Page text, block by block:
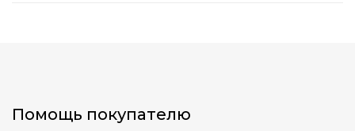
Помощь покупателю